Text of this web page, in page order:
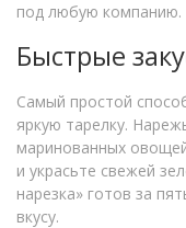
под любую компанию.
Быстрые
Самый простой
яркую тарелку.
маринованных
и украсьте свежей
нарезка» готов за
вкусу.